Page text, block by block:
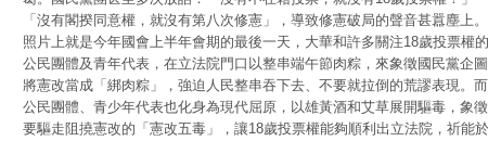
「沒有閣揆同意權，就沒有第八次修憲」，導致修憲破局的聲音甚囂塵上。
照片上就是今年國會上半年會期的最後一天，大華和許多關注18歲投票權的
公民團體及青年代表，在立法院門口以整串端午節肉粽，來象徵國民黨企圖
將憲改當成「綁肉粽」，強迫人民整串吞下去、不要就拉倒的荒謬表現。而
公民團體、青少年代表也化身為現代屈原，以雄黃酒和艾草展開驅毒，象徵
要驅走阻撓憲改的「憲改五毒」，讓18歲投票權能夠順利出立法院，祈能